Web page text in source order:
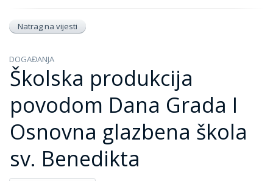
Natrag na vijesti
DOGAĐANJA
Školska produkcija
povodom Dana Grada I
Osnovna glazbena škola
sv. Benedikta